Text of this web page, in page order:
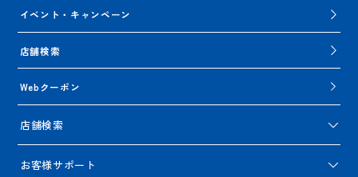
イベント・キャンペーン
店舗検索
Webクーポン
店舗検索
お客様サポート